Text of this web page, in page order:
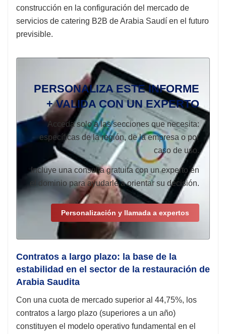
construcción en la configuración del mercado de
servicios de catering B2B de Arabia Saudí en el futuro
previsible.
PERSONALIZA ESTE INFORME
+ VALIDA CON UN EXPERTO
Acceda solo a las secciones que necesita:
específicas de la región, de la empresa o por
caso de uso.
Incluye una consulta gratuita con un experto en
el dominio para ayudarle a orientar su decisión.
Personalización y llamada a expertos
Contratos a largo plazo: la base de la
estabilidad en el sector de la restauración de
Arabia Saudita
Con una cuota de mercado superior al 44,75%, los
contratos a largo plazo (superiores a un año)
constituyen el modelo operativo fundamental en el